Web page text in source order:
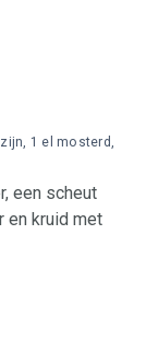
een scheut
en kruid met
1 el mosterd,